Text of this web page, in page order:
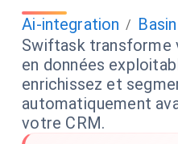
Ai-integration / Basin
Swiftask transforme
en données
enrichissez et
automatiquement
votre CRM.